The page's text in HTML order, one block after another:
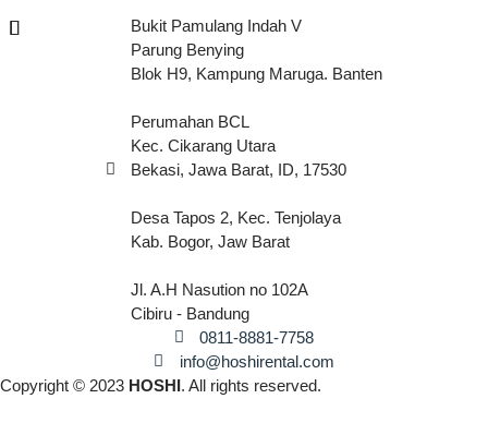
Bukit Pamulang Indah V
Parung Benying
Blok H9, Kampung Maruga. Banten
Perumahan BCL
Kec. Cikarang Utara
Bekasi, Jawa Barat, ID, 17530
Desa Tapos 2, Kec. Tenjolaya
Kab. Bogor, Jaw Barat
Jl. A.H Nasution no 102A
Cibiru - Bandung
0811-8881-7758
info@hoshirental.com
Copyright © 2023 HOSHI. All rights reserved.